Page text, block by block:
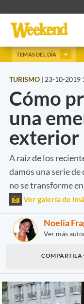
TEMAS DEL DÍA
TURISMO | 23-10-2019
Cómo
una
exterior
A raíz de los
damos una serie
no se transforme
Ver galería de
Noelia
Ver más
COMPARTILA